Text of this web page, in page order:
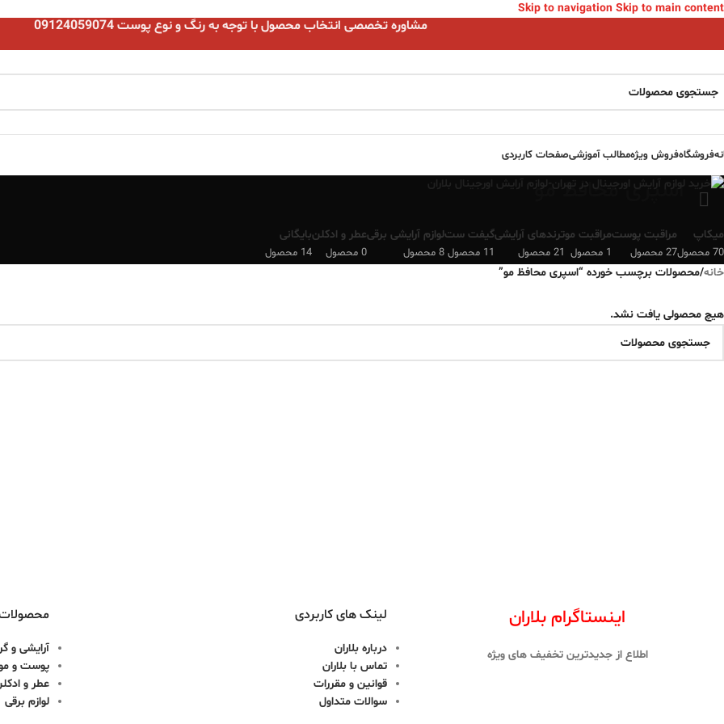
Skip to navigation Skip to main content
مشاوره تخصصی انتخاب محصول با توجه به رنگ و نوع پوست 09124059074
فروشگاهفروش ویژهمطالب آموزشیصفحات کاربردی
اسپری محافظ مو
میکاپ
70 محصول
مراقبت پوست
27 محصول
مراقبت مو
1 محصول
ترندهای آرایشی
21 محصول
گیفت ست
11 محصول
لوازم آرایشی برقی
8 محصول
عطر و ادکلن
0 محصول
بایگانی
14 محصول
خانه/محصولات برچسب خورده “اسپری محافظ مو”
هیچ محصولی یافت نشد.
اینستاگرام بلاران
اطلاع از جدیدترین تخفیف های ویژه
لینک های کاربردی
درباره بلاران
تماس با بلاران
قوانین و مقررات
سوالات متداول
آرایشی و
پوست و
عطر و
لوازم برقی